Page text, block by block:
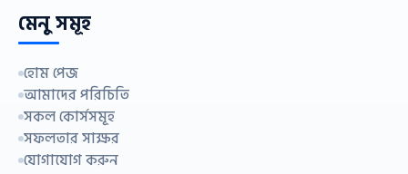
মেনু সমূহ
হোম পেজ
আমাদের পরিচিতি
সকল কোর্সসমূহ
সফলতার সাক্ষর
যোগাযোগ করুন